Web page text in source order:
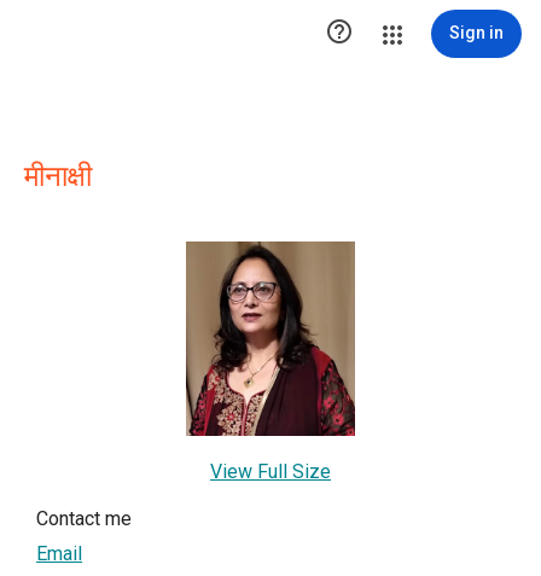
 Sign in
मीनाक्षी
View Full Size
Contact me
Email